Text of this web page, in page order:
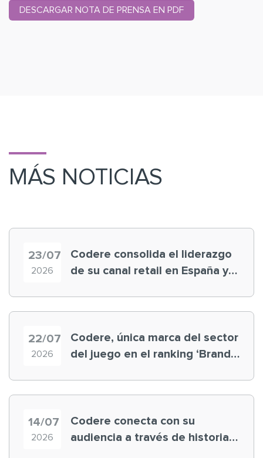
DESCARGAR NOTA DE PRENSA EN PDF
MÁS NOTICIAS
23/07
2026
Codere consolida el liderazgo
de su canal retail en España y
22/07
2026
Codere, única marca del sector
del juego en el ranking ‘Brand
14/07
2026
Codere conecta con su
audiencia a través de historias